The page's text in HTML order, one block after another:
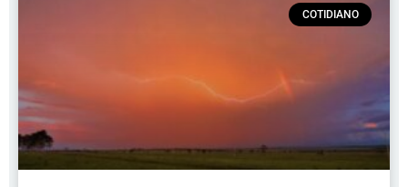
COTIDIANO